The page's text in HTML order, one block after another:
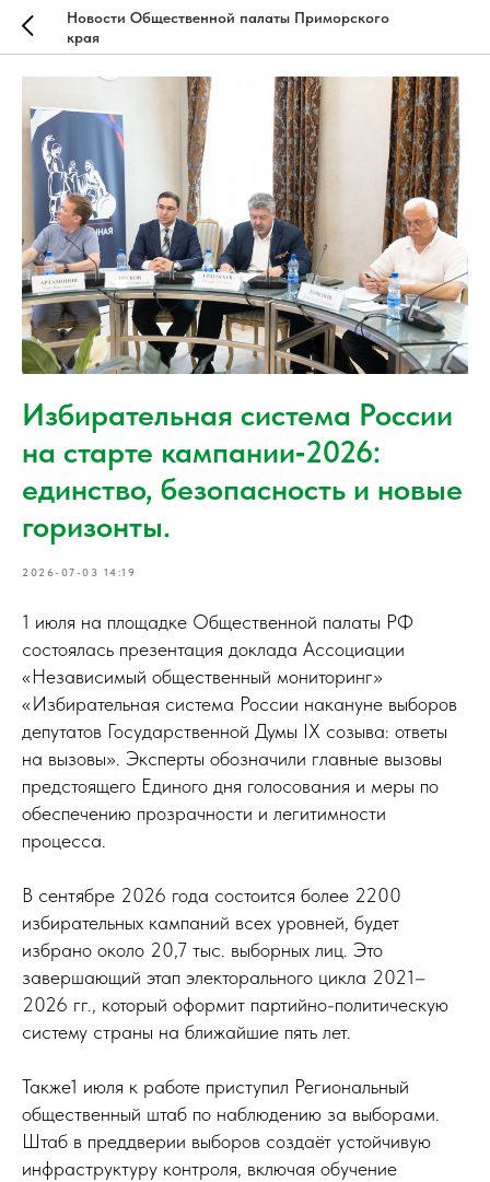
Новости Общественной палаты Приморского
края
Избирательная система России
на старте кампании‑2026:
единство, безопасность и новые
горизонты.
2026-07-03 14:19
1 июля на площадке Общественной палаты РФ
состоялась презентация доклада Ассоциации
«Независимый общественный мониторинг»
«Избирательная система России накануне выборов
депутатов Государственной Думы IX созыва: ответы
на вызовы». Эксперты обозначили главные вызовы
предстоящего Единого дня голосования и меры по
обеспечению прозрачности и легитимности
процесса.
В сентябре 2026 года состоится более 2200
избирательных кампаний всех уровней, будет
избрано около 20,7 тыс. выборных лиц. Это
завершающий этап электорального цикла 2021–
2026 гг., который оформит партийно-политическую
систему страны на ближайшие пять лет.
Также1 июля к работе приступил Региональный
общественный штаб по наблюдению за выборами.
Штаб в преддверии выборов создаёт устойчивую
инфраструктуру контроля, включая обучение